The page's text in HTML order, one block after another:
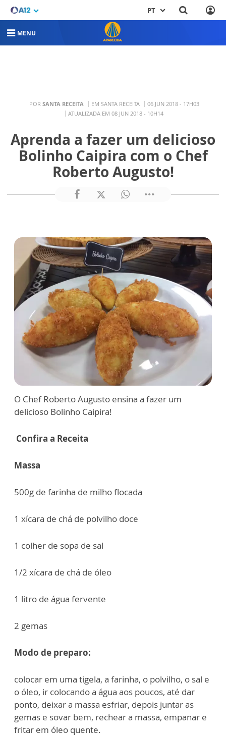
PT
MENU
POR SANTA RECEITA EM SANTA RECEITA
06 JUN 2018 - 17H03
ATUALIZADA EM 08 JUN 2018 - 10H14
Aprenda a fazer um delicioso
Bolinho Caipira com o Chef
Roberto Augusto!
O Chef Roberto Augusto ensina a fazer um
delicioso Bolinho Caipira!
Confira a Receita
Massa
500g de farinha de milho flocada
1 xícara de chá de polvilho doce
1 colher de sopa de sal
1/2 xícara de chá de óleo
1 litro de água fervente
2 gemas
Modo de preparo:
colocar em uma tigela, a farinha, o polvilho, o sal e
o óleo, ir colocando a água aos poucos, até dar
ponto, deixar a massa esfriar, depois juntar as
gemas e sovar bem, rechear a massa, empanar e
fritar em óleo quente.